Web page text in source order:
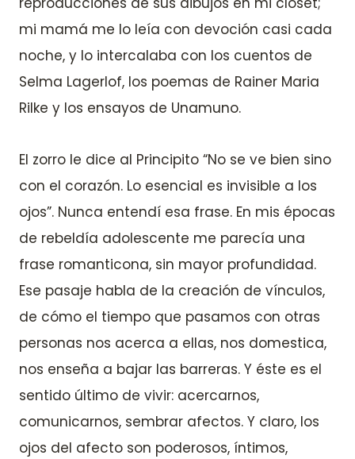
mi mamá me lo leía con devoción casi cada
noche, y lo intercalaba con los cuentos de
Selma Lagerlof, los poemas de Rainer Maria
Rilke y los ensayos de Unamuno.
El zorro le dice al Principito “No se ve bien sino
con el corazón. Lo esencial es invisible a los
ojos”. Nunca entendí esa frase. En mis épocas
de rebeldía adolescente me parecía una
frase romanticona, sin mayor profundidad.
Ese pasaje habla de la creación de vínculos,
de cómo el tiempo que pasamos con otras
personas nos acerca a ellas, nos domestica,
nos enseña a bajar las barreras. Y éste es el
sentido último de vivir: acercarnos,
comunicarnos, sembrar afectos. Y claro, los
ojos del afecto son poderosos, íntimos,